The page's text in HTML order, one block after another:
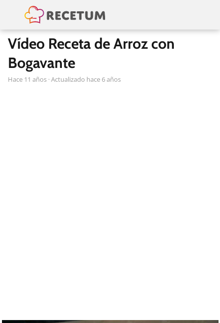
Vídeo Receta de Arroz con
Bogavante
hace 11 años · Actualizado hace 6 años